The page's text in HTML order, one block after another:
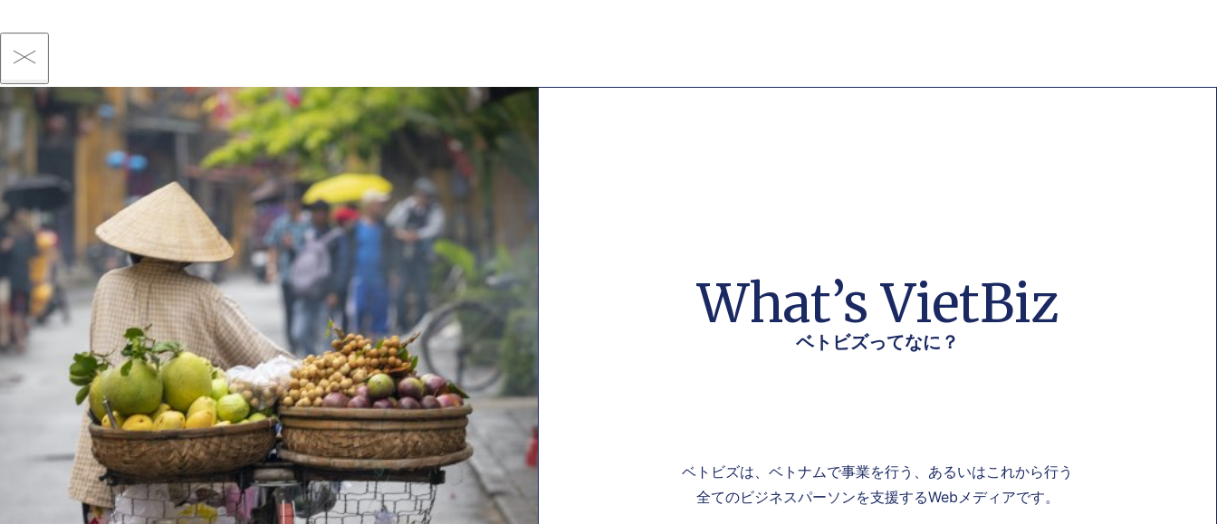
What’s VietBiz
ベトビズってなに？
ベトビズは、ベトナムで事業を行う、あるいはこれから行う
全てのビジネスパーソンを支援するWebメディアです。